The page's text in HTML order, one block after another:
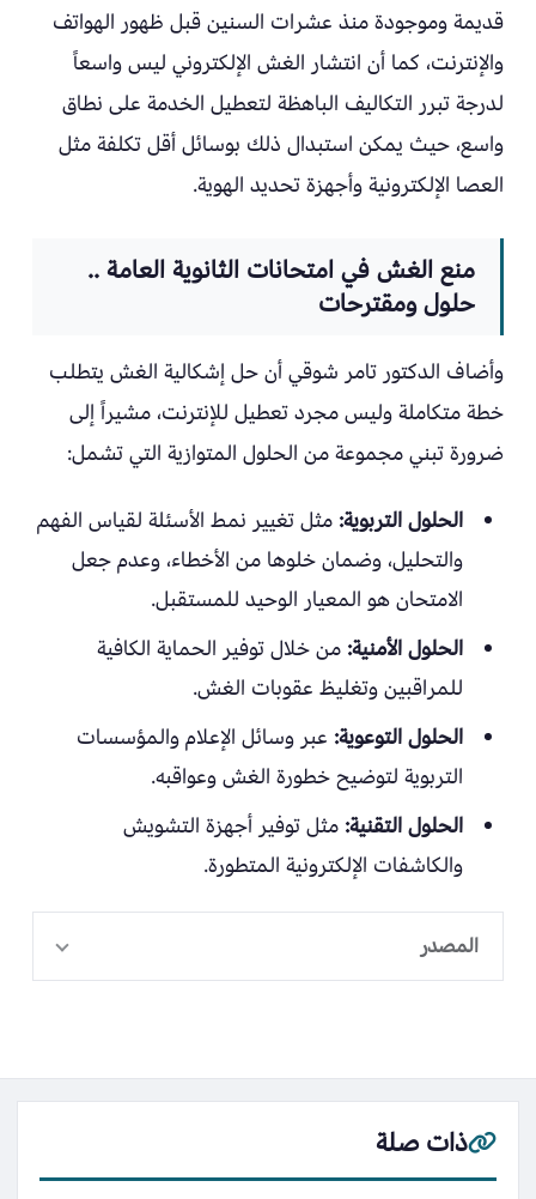
قديمة وموجودة منذ عشرات السنين قبل ظهور الهواتف
والإنترنت، كما أن انتشار الغش الإلكتروني ليس واسعاً
لدرجة تبرر التكاليف الباهظة لتعطيل الخدمة على نطاق
واسع، حيث يمكن استبدال ذلك بوسائل أقل تكلفة مثل
العصا الإلكترونية وأجهزة تحديد الهوية.
منع الغش في امتحانات الثانوية العامة ..
حلول ومقترحات
وأضاف الدكتور تامر شوقي أن حل إشكالية الغش يتطلب
خطة متكاملة وليس مجرد تعطيل للإنترنت، مشيراً إلى
ضرورة تبني مجموعة من الحلول المتوازية التي تشمل:
الحلول التربوية: مثل تغيير نمط الأسئلة لقياس الفهم
والتحليل، وضمان خلوها من الأخطاء، وعدم جعل
الامتحان هو المعيار الوحيد للمستقبل.
الحلول الأمنية: من خلال توفير الحماية الكافية
للمراقبين وتغليظ عقوبات الغش.
الحلول التوعوية: عبر وسائل الإعلام والمؤسسات
التربوية لتوضيح خطورة الغش وعواقبه.
الحلول التقنية: مثل توفير أجهزة التشويش
والكاشفات الإلكترونية المتطورة.
المصدر
ذات صلة